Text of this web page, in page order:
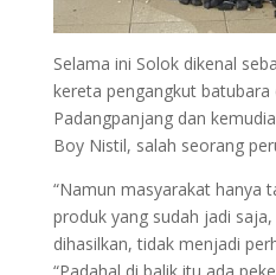
Selama ini Solok dikenal
kereta pengangkut batubara
Padangpanjang dan
Boy Nistil, salah seorang
“Namun masyarakat hanya
produk yang sudah jadi
dihasilkan, tidak menjadi
“Padahal di balik itu ada